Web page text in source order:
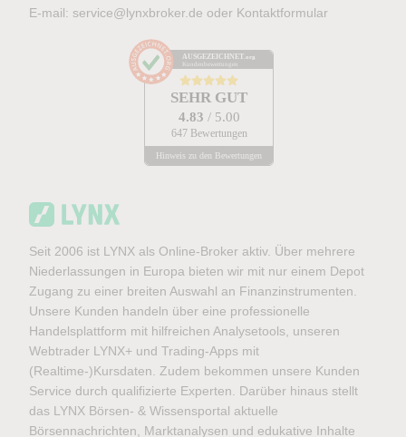
E-mail: service@lynxbroker.de oder Kontaktformular
AUSGEZEICHNET .org
Kundenbewertungen
SEHR GUT
4.83 / 5.00
647 Bewertungen
Hinweis zu den Bewertungen
Seit 2006 ist LYNX als Online-Broker aktiv. Über mehrere
Niederlassungen in Europa bieten wir mit nur einem Depot
Zugang zu einer breiten Auswahl an Finanzinstrumenten.
Unsere Kunden handeln über eine professionelle
Handelsplattform mit hilfreichen Analysetools, unseren
Webtrader LYNX+ und Trading-Apps mit
(Realtime-)Kursdaten. Zudem bekommen unsere Kunden
Service durch qualifizierte Experten. Darüber hinaus stellt
das LYNX Börsen- & Wissensportal aktuelle
Börsennachrichten, Marktanalysen und edukative Inhalte